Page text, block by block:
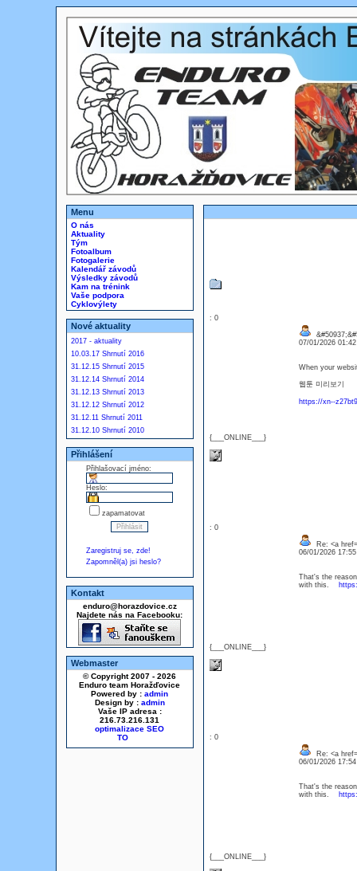
Menu
O nás
Aktuality
Tým
Fotoalbum
Fotogalerie
Kalendář závodů
Výsledky závodů
Kam na trénink
Vaše podpora
Cyklovýlety
Nové aktuality
2017 - aktuality
10.03.17 Shrnutí 2016
31.12.15 Shrnutí 2015
31.12.14 Shrnutí 2014
31.12.13 Shrnutí 2013
31.12.12 Shrnutí 2012
31.12.11 Shrnutí 2011
31.12.10 Shrnutí 2010
Přihlášení
Přihlašovací jméno:
Heslo:
zapamatovat
Zaregistruj se, zde!
Zapomněl(a) jsi heslo?
Kontakt
enduro@horazdovice.cz
Najdete nás na Facebooku:
Webmaster
© Copyright 2007 - 2026
Enduro team Horažďovice
Powered by : admin
Design by : admin
Vaše IP adresa :
216.73.216.131
optimalizace SEO
: 0
{___ONLINE___}
07/01/2026
When your
웹툰 미리보기
https://xn--
: 0
{___ONLINE___}
Re: <a href=
06/01/2026
That's the
with this.
: 0
{___ONLINE___}
Re: <a href=
06/01/2026
That's the
with this.